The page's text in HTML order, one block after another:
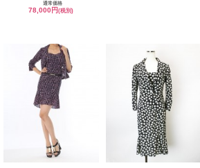
通常価格
78,000円(税別)